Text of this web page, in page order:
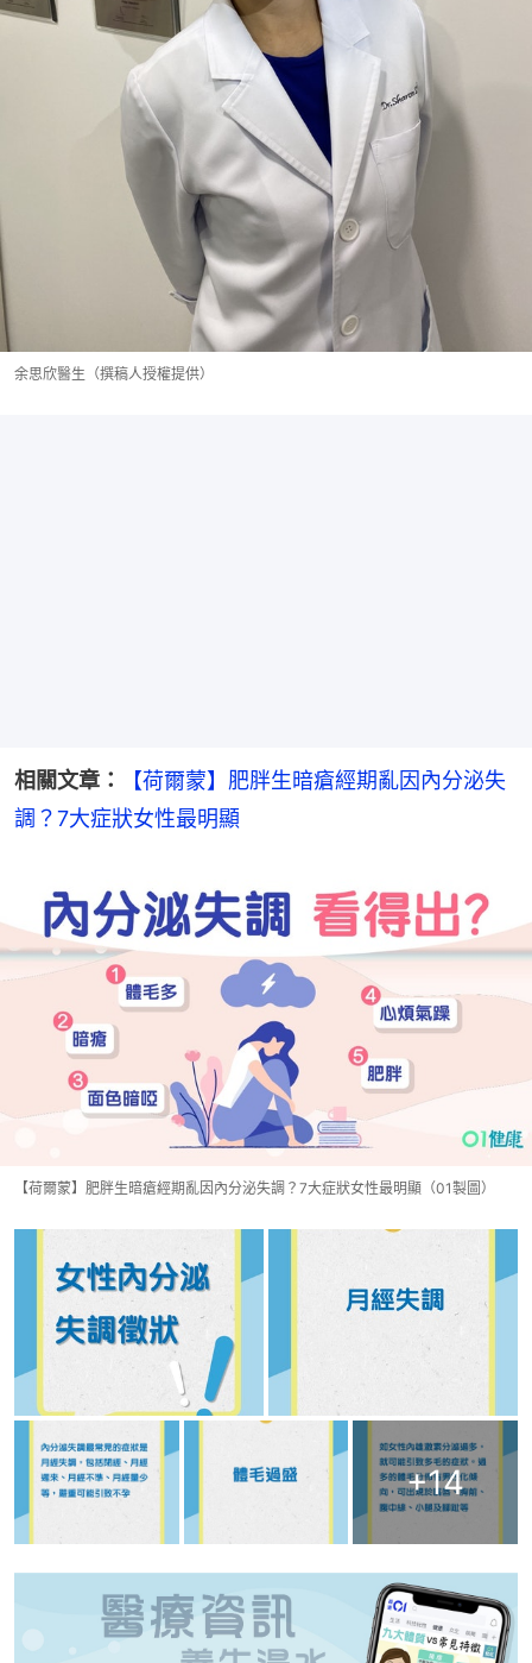
余思欣醫生（撰稿人授權提供）
相關文章：
【荷爾蒙】肥胖生暗瘡經期亂因內分泌失
調？7大症狀女性最明顯
【荷爾蒙】肥胖生暗瘡經期亂因內分泌失調？7大症狀女性最明顯（01製圖）
+14